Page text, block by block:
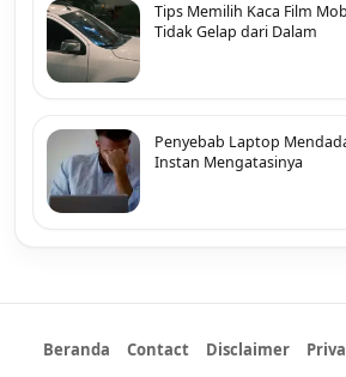
Tips Memilih Kaca Film
Tidak Gelap dari Dalam
Penyebab Laptop
Instan Mengatasinya
Beranda Contact Disclaimer